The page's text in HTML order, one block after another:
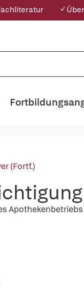
✓
(Fortf.)
Apothekenbetriebs